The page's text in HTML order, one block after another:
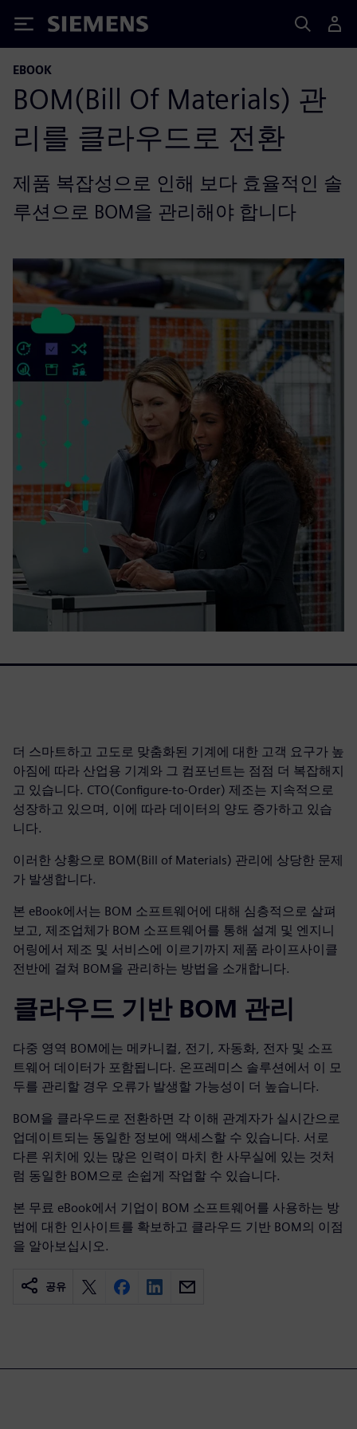
Siemens
EBOOK
BOM(Bill Of Materials) 관
리를 클라우드로 전환
제품 복잡성으로 인해 보다 효율적인 솔
루션으로 BOM을 관리해야 합니다
더 스마트하고 고도로 맞춤화된 기계에 대한 고객 요구가 높
아짐에 따라 산업용 기계와 그 컴포넌트는 점점 더 복잡해지
고 있습니다. CTO(Configure-to-Order) 제조는 지속적으로
성장하고 있으며, 이에 따라 데이터의 양도 증가하고 있습
니다.
이러한 상황으로 BOM(Bill of Materials) 관리에 상당한 문제
가 발생합니다.
본 eBook에서는 BOM 소프트웨어에 대해 심층적으로 살펴
보고, 제조업체가 BOM 소프트웨어를 통해 설계 및 엔지니
어링에서 제조 및 서비스에 이르기까지 제품 라이프사이클
전반에 걸쳐 BOM을 관리하는 방법을 소개합니다.
클라우드 기반 BOM 관리
다중 영역 BOM에는 메카니컬, 전기, 자동화, 전자 및 소프
트웨어 데이터가 포함됩니다. 온프레미스 솔루션에서 이 모
두를 관리할 경우 오류가 발생할 가능성이 더 높습니다.
BOM을 클라우드로 전환하면 각 이해 관계자가 실시간으로
업데이트되는 동일한 정보에 액세스할 수 있습니다. 서로
다른 위치에 있는 많은 인력이 마치 한 사무실에 있는 것처
럼 동일한 BOM으로 손쉽게 작업할 수 있습니다.
본 무료 eBook에서 기업이 BOM 소프트웨어를 사용하는 방
법에 대한 인사이트를 확보하고 클라우드 기반 BOM의 이점
을 알아보십시오.
공유